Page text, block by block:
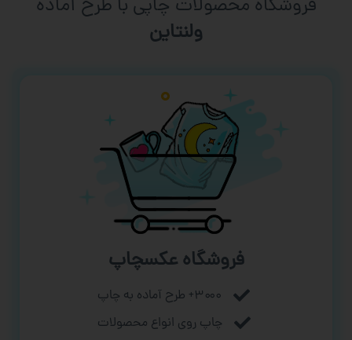
فروشگاه محصولات چاپی با طرح آماده
ورزشی
فروشگاه عکسچاپ
۳۰۰۰+ طرح آماده به چاپ
چاپ روی انواع محصولات